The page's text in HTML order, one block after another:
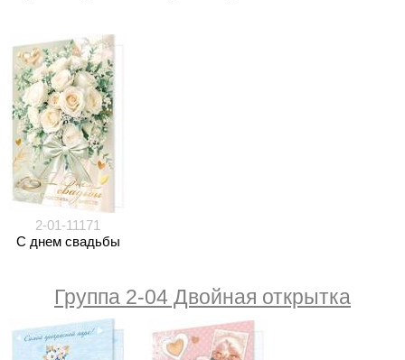
2-01-11171
С днем свадьбы
Группа 2-04 Двойная открытка